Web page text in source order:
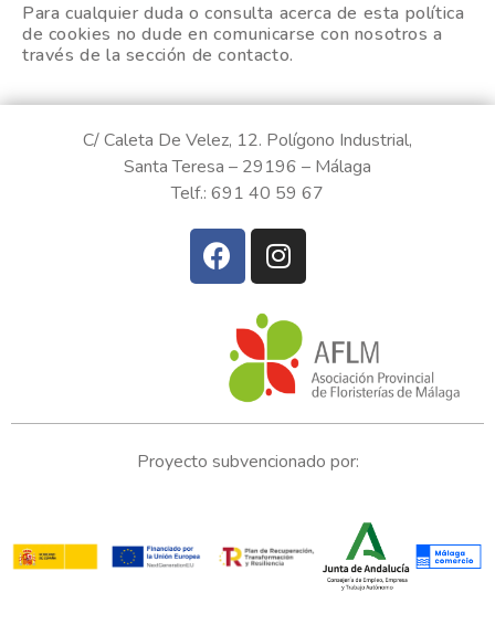
Para cualquier duda o consulta acerca de esta política
de cookies no dude en comunicarse con nosotros a
través de la sección de contacto.
C/ Caleta De Velez, 12. Polígono Industrial,
Santa Teresa – 29196 – Málaga
Telf.: 691 40 59 67
Proyecto subvencionado por: